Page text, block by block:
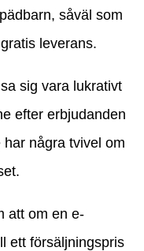
såväl som
leverans.
sig vara lukrativt
efter erbjudanden
några tvivel om
att om en e-
ett försäljningspris